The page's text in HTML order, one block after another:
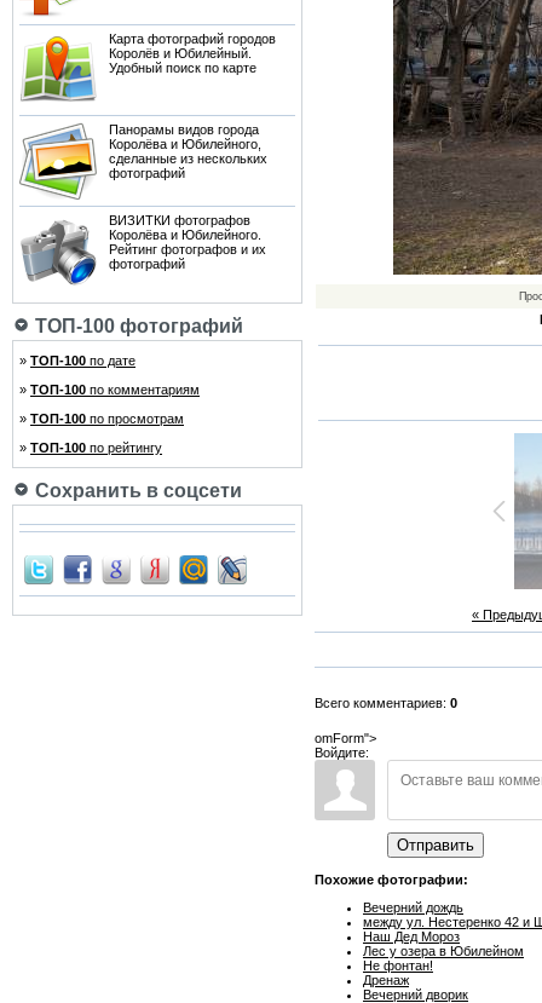
Карта фотографий городов
Королёв и Юбилейный.
Удобный поиск по карте
Панорамы видов города
Королёва и Юбилейного,
сделанные из нескольких
фотографий
ВИЗИТКИ фотографов
Королёва и Юбилейного.
Рейтинг фотографов и их
фотографий
ТОП-100 фотографий
» ТОП-100 по дате
» ТОП-100 по комментариям
» ТОП-100 по просмотрам
» ТОП-100 по рейтингу
Сохранить в соцсети
«
Всего комментариев: 0
omForm">
Войдите:
Отправить
Похожие фотографии:
Вечерний дождь
между ул. Нестеренко 42 и
Наш Дед Мороз
Лес у озера в Юбилейном
Не фонтан!
Дренаж
Вечерний дворик